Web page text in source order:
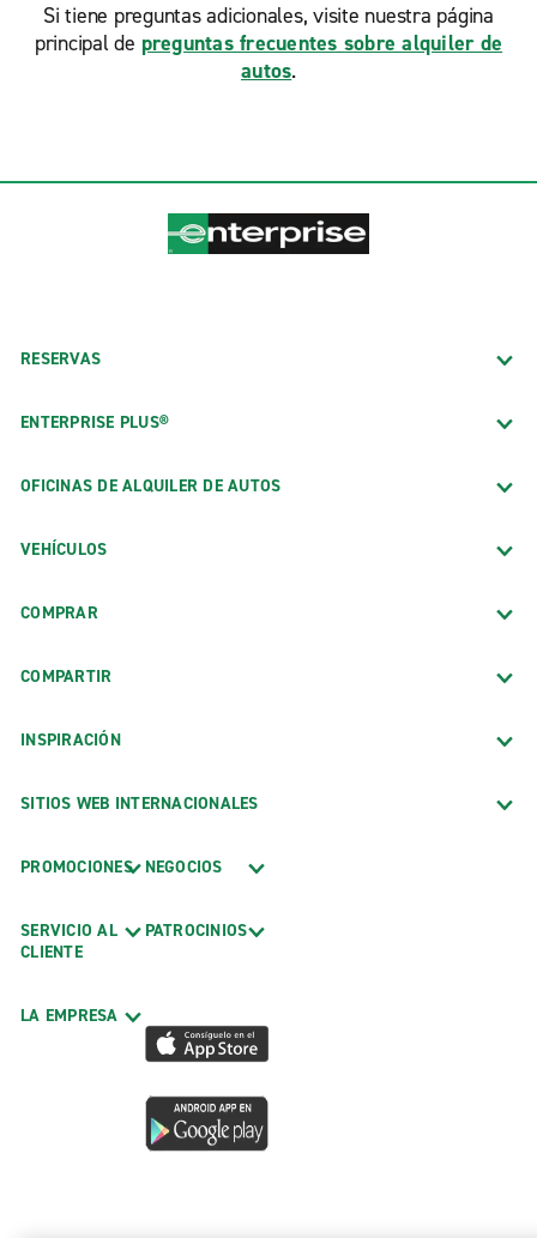
Si tiene preguntas adicionales, visite nuestra página
principal de preguntas frecuentes sobre alquiler de
autos.
RESERVAS
ENTERPRISE PLUS®
OFICINAS DE ALQUILER DE AUTOS
VEHÍCULOS
COMPRAR
COMPARTIR
INSPIRACIÓN
SITIOS WEB INTERNACIONALES
PROMOCIONES
SERVICIO AL
CLIENTE
LA EMPRESA
NEGOCIOS
PATROCINIOS